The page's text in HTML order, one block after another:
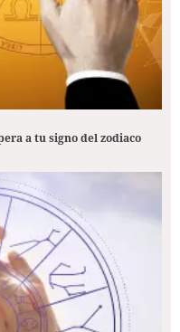
a tu signo del zodiaco